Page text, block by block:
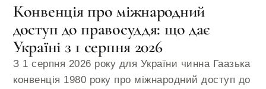
Конвенція про міжнародний
доступ до правосуддя: що дає
Україні з 1 серпня 2026
З 1 серпня 2026 року для України чинна Гаазька
конвенція 1980 року про міжнародний доступ до